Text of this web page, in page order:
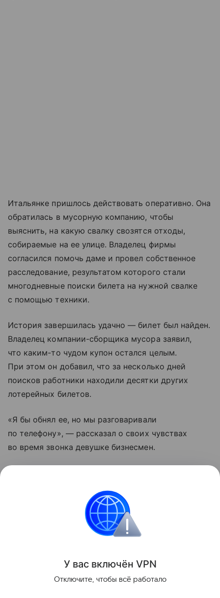
Итальянке пришлось действовать оперативно. Она
обратилась в мусорную компанию, чтобы
выяснить, на какую свалку свозятся отходы,
собираемые на ее улице. Владелец фирмы
согласился помочь даме и провел собственное
расследование, результатом которого стали
многодневные поиски билета на нужной свалке
с помощью техники.
История завершилась удачно — билет был найден.
Владелец компании-сборщика мусора заявил,
что каким-то чудом купон остался целым.
При этом он добавил, что за несколько дней
поисков работники находили десятки других
лотерейных билетов.
«Я бы обнял ее, но мы разговаривали
по телефону», — рассказал о своих чувствах
во время звонка девушке бизнесмен.
девушка уже забрала.
Новости Забавное
Поделиться
У вас включён VPN
Отключите, чтобы всё работало